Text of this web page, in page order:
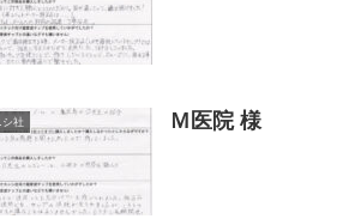
シ社 Ｍ医院 様